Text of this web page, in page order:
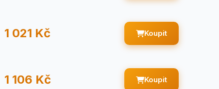
1 021 Kč Koupit
1 106 Kč Koupit